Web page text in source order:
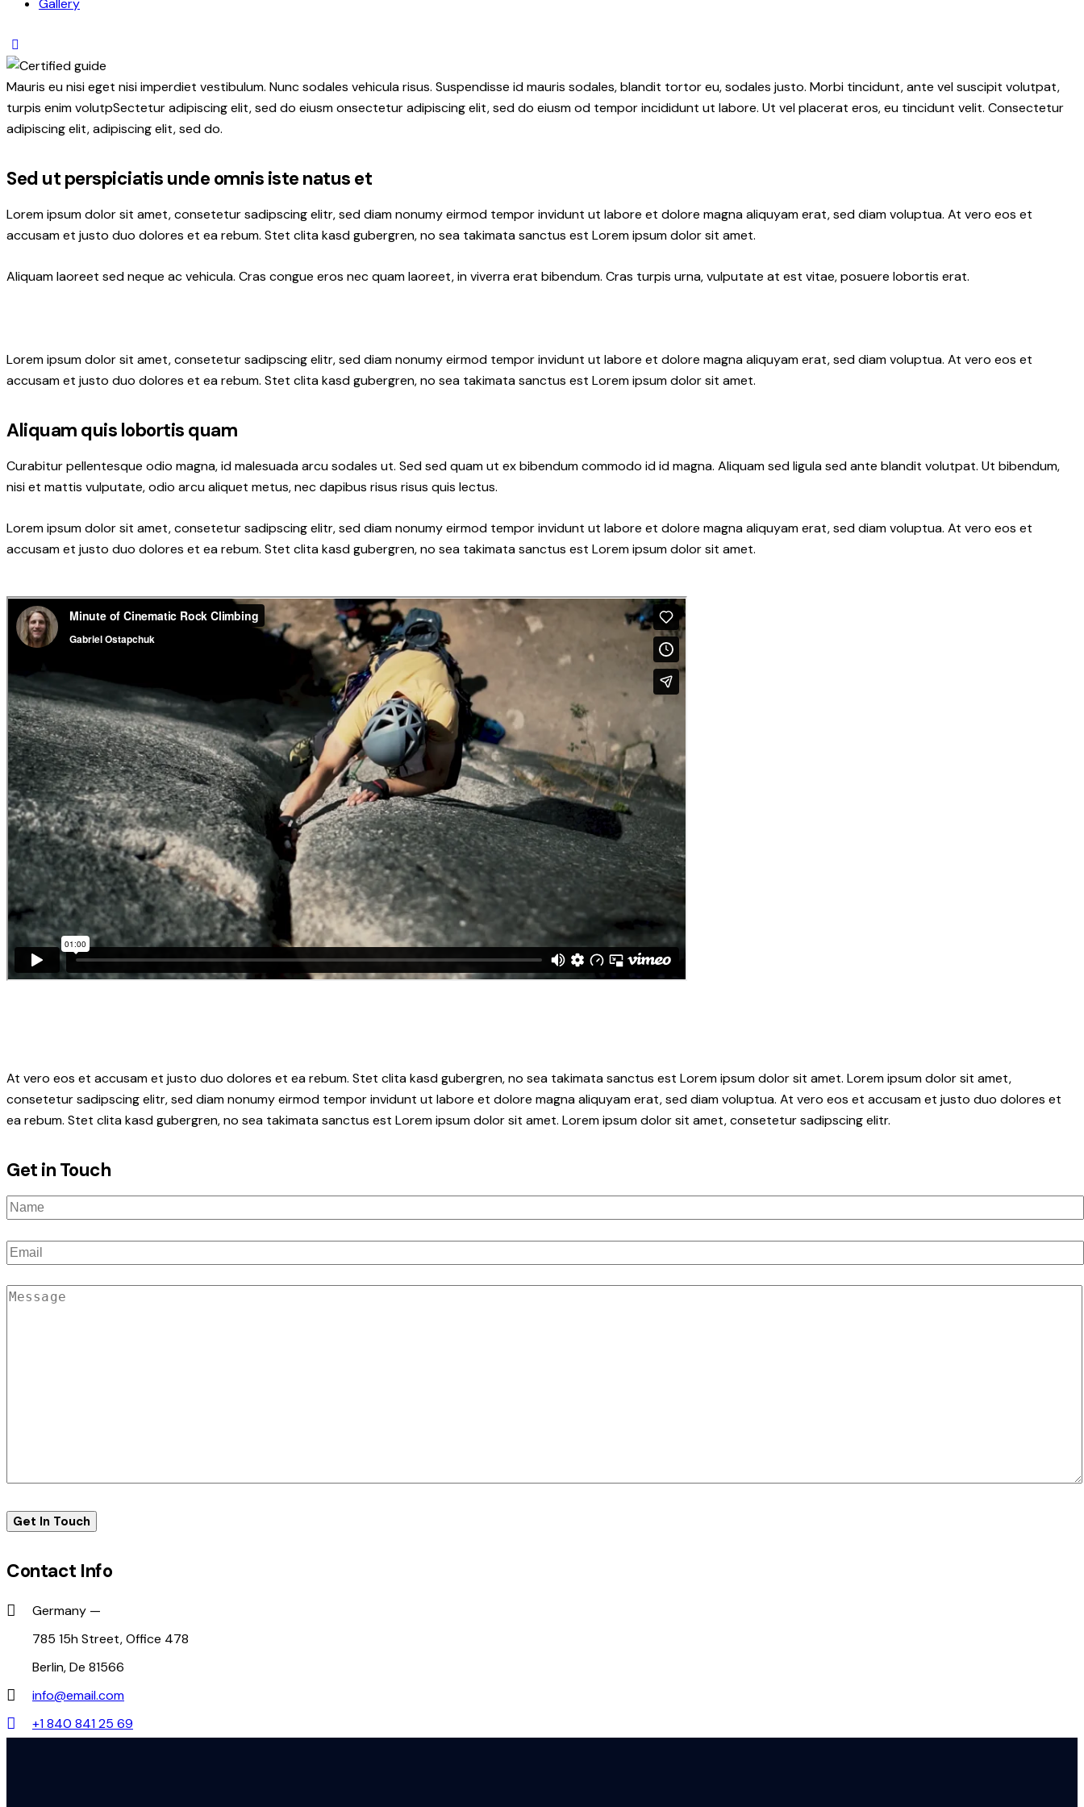
Mauris eu nisi eget nisi imperdiet vestibulum. Nunc sodales vehicula risus. Suspendisse id mauris sodales, blandit tortor eu, sodales justo. Morbi tincidunt, ante vel suscipit volutpat,
turpis enim volutpSectetur adipiscing elit, sed do eiusm onsectetur adipiscing elit, sed do eiusm od tempor incididunt ut labore. Ut vel placerat eros, eu tincidunt velit. Consectetur
adipiscing elit, adipiscing elit, sed do.
Sed ut perspiciatis unde omnis iste natus et
Lorem ipsum dolor sit amet, consetetur sadipscing elitr, sed diam nonumy eirmod tempor invidunt ut labore et dolore magna aliquyam erat, sed diam voluptua. At vero eos et
accusam et justo duo dolores et ea rebum. Stet clita kasd gubergren, no sea takimata sanctus est Lorem ipsum dolor sit amet.
Aliquam laoreet sed neque ac vehicula. Cras congue eros nec quam laoreet, in viverra erat bibendum. Cras turpis urna, vulputate at est vitae, posuere lobortis erat.
Lorem ipsum dolor sit amet, consetetur sadipscing elitr, sed diam nonumy eirmod tempor invidunt ut labore et dolore magna aliquyam erat, sed diam voluptua. At vero eos et
accusam et justo duo dolores et ea rebum. Stet clita kasd gubergren, no sea takimata sanctus est Lorem ipsum dolor sit amet.
Aliquam quis lobortis quam
Curabitur pellentesque odio magna, id malesuada arcu sodales ut. Sed sed quam ut ex bibendum commodo id id magna. Aliquam sed ligula sed ante blandit volutpat. Ut bibendum,
nisi et mattis vulputate, odio arcu aliquet metus, nec dapibus risus risus quis lectus.
Lorem ipsum dolor sit amet, consetetur sadipscing elitr, sed diam nonumy eirmod tempor invidunt ut labore et dolore magna aliquyam erat, sed diam voluptua. At vero eos et
accusam et justo duo dolores et ea rebum. Stet clita kasd gubergren, no sea takimata sanctus est Lorem ipsum dolor sit amet.
At vero eos et accusam et justo duo dolores et ea rebum. Stet clita kasd gubergren, no sea takimata sanctus est Lorem ipsum dolor sit amet. Lorem ipsum dolor sit amet,
consetetur sadipscing elitr, sed diam nonumy eirmod tempor invidunt ut labore et dolore magna aliquyam erat, sed diam voluptua. At vero eos et accusam et justo duo dolores et
ea rebum. Stet clita kasd gubergren, no sea takimata sanctus est Lorem ipsum dolor sit amet. Lorem ipsum dolor sit amet, consetetur sadipscing elitr.
Get in Touch
Contact Info
Germany —
785 15h Street, Office 478
Berlin, De 81566
info@email.com
+1 840 841 25 69